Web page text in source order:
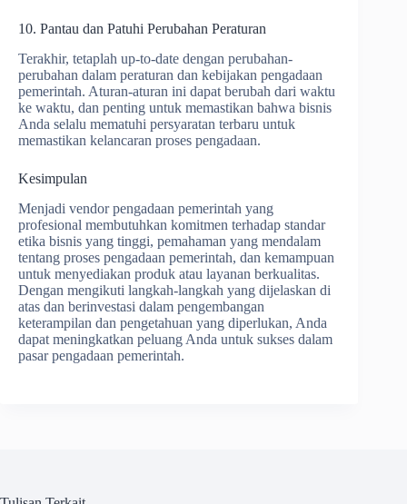
10. Pantau dan Patuhi Perubahan Peraturan
Terakhir, tetaplah up-to-date dengan perubahan-
perubahan dalam peraturan dan kebijakan pengadaan
pemerintah. Aturan-aturan ini dapat berubah dari waktu
ke waktu, dan penting untuk memastikan bahwa bisnis
Anda selalu mematuhi persyaratan terbaru untuk
memastikan kelancaran proses pengadaan.
Kesimpulan
Menjadi vendor pengadaan pemerintah yang
profesional membutuhkan komitmen terhadap standar
etika bisnis yang tinggi, pemahaman yang mendalam
tentang proses pengadaan pemerintah, dan kemampuan
untuk menyediakan produk atau layanan berkualitas.
Dengan mengikuti langkah-langkah yang dijelaskan di
atas dan berinvestasi dalam pengembangan
keterampilan dan pengetahuan yang diperlukan, Anda
dapat meningkatkan peluang Anda untuk sukses dalam
pasar pengadaan pemerintah.